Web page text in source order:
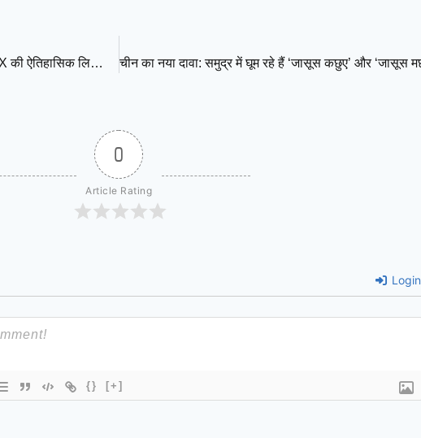
दुनिया का पहला ट्रिलियन डॉलर आदमी बना एलन मस्क, SpaceX की ऐतिहासिक लिस्टिंग से रचा नया इतिहास
0
Article Rating
Login
{} [+]